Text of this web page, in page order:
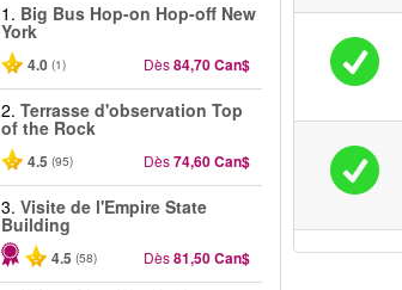
1. Big Bus Hop-on Hop-off New
York
4.0 (1) Dès84,70 Can$
2. Terrasse d'observation Top
of the Rock
4.5 (95) Dès74,60 Can$
3. Visite de l'Empire State
Building
4.5 (58) Dès81,50 Can$